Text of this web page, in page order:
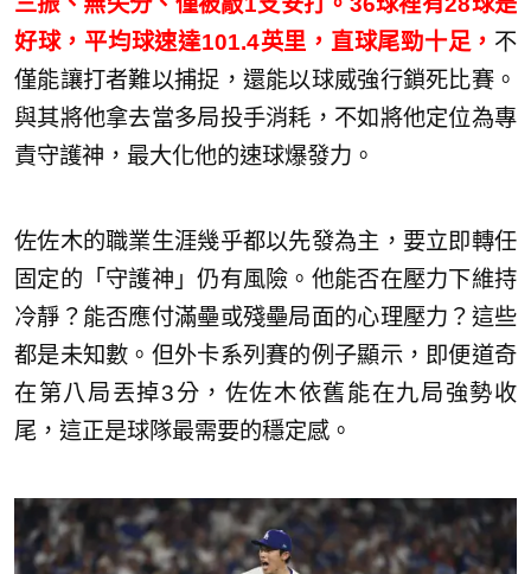
好球，平均球速達101.4英里，直球尾勁十足， 不
僅能讓打者難以捕捉，還能以球威強行鎖死比賽。
與其將他拿去當多局投手消耗，不如將他定位為專
責守護神，最大化他的速球爆發力。
佐佐木的職業生涯幾乎都以先發為主，要立即轉任
固定的「守護神」仍有風險。他能否在壓力下維持
冷靜？能否應付滿壘或殘壘局面的心理壓力？這些
都是未知數。但外卡系列賽的例子顯示，即便道奇
在第八局丟掉3分，佐佐木依舊能在九局強勢收
尾，這正是球隊最需要的穩定感。